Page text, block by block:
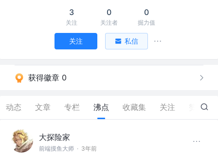
3
关注
0
关注者
0
掘力值
关注 私信
获得徽章 0
动态 文章 专栏 沸点 收藏集 关注 5
大探险家
前端摸鱼大师 · 3年前